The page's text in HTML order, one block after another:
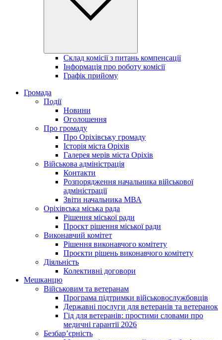
Склад комісії з питань компенсації
Інформація про роботу комісії
Графік прийому
Громада
Події
Новини
Оголошення
Про громаду
Про Оріхівську громаду
Історія міста Оріхів
Галерея мерів міста Оріхів
Військова адміністрація
Контакти
Розпорядження начальника військової
адміністрації
Звіти начальника МВА
Оріхівська міська рада
Рішення міської ради
Проєкт рішення міської ради
Виконавчий комітет
Рішення виконавчого комітету
Проєкти рішень виконавчого комітету
Діяльність
Колективні договори
Мешканцю
Військовим та ветеранам
Програма підтримки військовослужбовців
Державні послуги для ветеранів та ветеранок
Гід для ветеранів: простими словами про
медичні гарантії 2026
Безбар’єрність